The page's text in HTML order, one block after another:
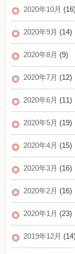
2020年10月 (16)
2020年9月 (14)
2020年8月 (9)
2020年7月 (12)
2020年6月 (11)
2020年5月 (19)
2020年4月 (15)
2020年3月 (16)
2020年2月 (16)
2020年1月 (23)
2019年12月 (14)